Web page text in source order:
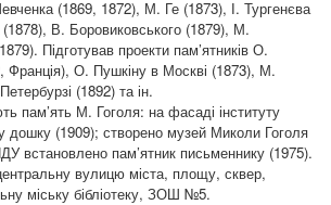
(1869, 1872), М. Ге (1873), І. Тургенєва
В. Боровиковського (1879), М.
Підготував проекти пам’ятників О.
Франція), О. Пушкіну в Москві (1873), М.
(1892) та ін.
пам’ять М. Гоголя: на фасаді інституту
дошку (1909); створено музей Миколи Гоголя
встановлено пам’ятник письменнику (1975).
вулицю міста, площу, сквер,
міську бібліотеку, ЗОШ №5.